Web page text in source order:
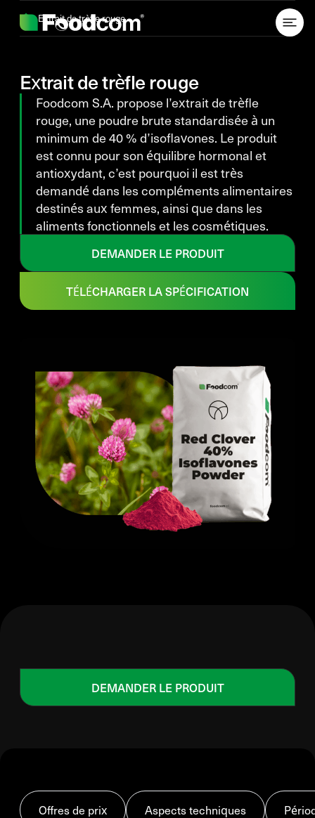
Extrait de trèfle rouge
Extrait de trèfle rouge
Foodcom S.A. propose l’extrait de trèfle
rouge, une poudre brute standardisée à un
minimum de 40 % d’isoflavones. Le produit
est connu pour son équilibre hormonal et
antioxydant, c’est pourquoi il est très
demandé dans les compléments alimentaires
destinés aux femmes, ainsi que dans les
aliments fonctionnels et les cosmétiques.
DEMANDER LE PRODUIT
TÉLÉCHARGER LA SPÉCIFICATION
DEMANDER LE PRODUIT
Offres de prix Aspects techniques